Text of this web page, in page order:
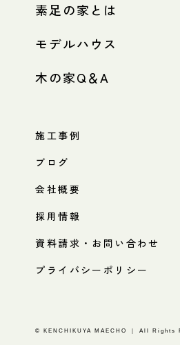
素足の家とは
モデルハウス
木の家Q＆A
施工事例
ブログ
会社概要
採用情報
資料請求・お問い合わせ
プライバシーポリシー
© KENCHIKUYA MAECHO ｜ All Rights